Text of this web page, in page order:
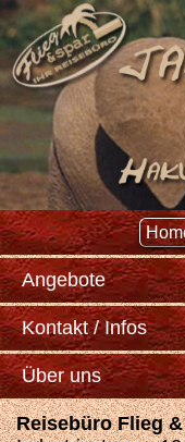
Angebote
Kontakt / Infos
Über uns
Reisebüro Flieg